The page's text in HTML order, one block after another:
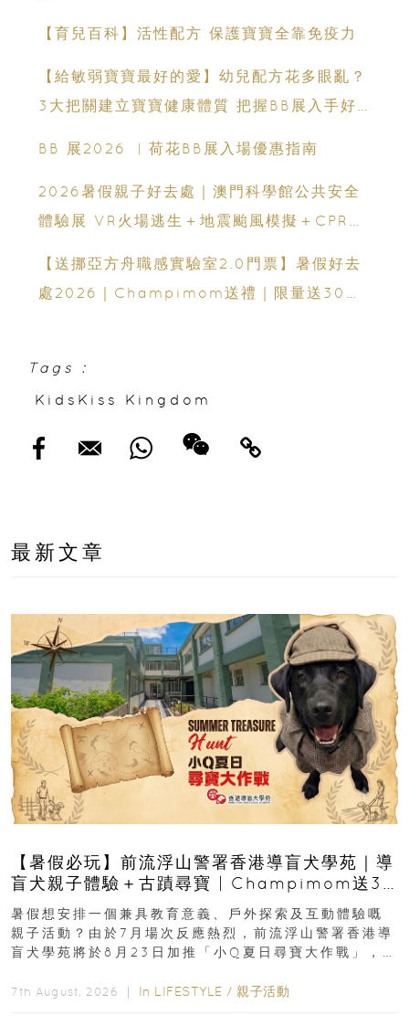
【育兒百科】活性配方 保護寶寶全靠免疫力
【給敏弱寶寶最好的愛】幼兒配方花多眼亂？
3大把關建立寶寶健康體質 把握BB展入手好
BB 展2026 ︳荷花BB展入場優惠指南
2026暑假親子好去處｜澳門科學館公共安全
體驗展 VR火場逃生＋地震颱風模擬＋CPR急
【送挪亞方舟職感實驗室2.0門票】暑假好去
處2026｜Champimom送禮｜限量送30套
Tags :
KidsKiss Kingdom
最新文章
【暑假必玩】前流浮山警署香港導盲犬學苑｜導
盲犬親子體驗＋古蹟尋寶 | Champimom送3
組免費名額
暑假想安排一個兼具教育意義、戶外探索及互動體驗嘅
親子活動？由於7月場次反應熱烈，前流浮山警署香港導
盲犬學苑將於8月23日加推「小Q夏日尋寶大作戰」，家
7th August, 2026 ｜ In LIFESTYLE / 親子活動